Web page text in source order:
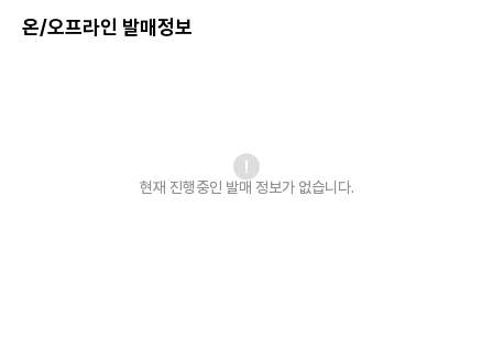
온/오프라인 발매정보
현재 진행중인 발매 정보가 없습니다.